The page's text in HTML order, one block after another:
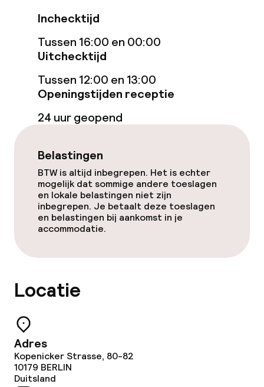
Roomservice
Schoonmaakvoorzieningen
Zakelijke faciliteiten
Conferentieruimte
Vergaderruimte
Overal rookvrij
dan de 5 kg)
Grote huisdieren toegestaan (meer
dan 5 kg)
Inchecktijd
Tussen 16:00 en 00:00
Uitchecktijd
Tussen 12:00 en 13:00
Openingstijden receptie
24 uur geopend
Belastingen
BTW is altijd inbegrepen. Het is echter
mogelijk dat sommige andere toeslagen
en lokale belastingen niet zijn
inbegrepen. Je betaalt deze toeslagen
en belastingen bij aankomst in je
accommodatie.
Locatie
Adres
Kopenicker Strasse, 80-82
10179 BERLIN
Duitsland